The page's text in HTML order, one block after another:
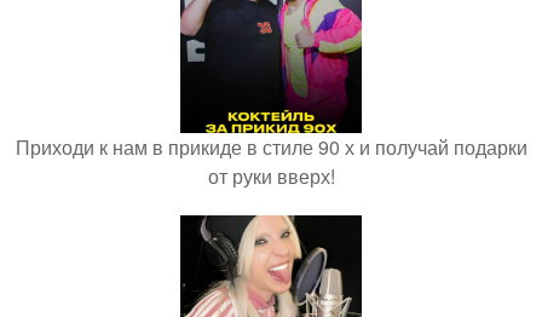
Приходи к нам в прикиде в стиле 90 х и получай подарки
от руки вверх!